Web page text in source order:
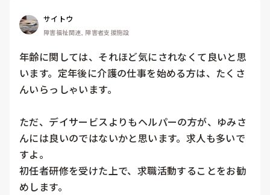
サイトウ
障害福祉関連, 障害者支援施設
年齢に関しては、それほど気にされなくて良いと思
います。定年後に介護の仕事を始める方は、たくさ
んいらっしゃいます。
ただ、デイサービスよりもヘルパーの方が、ゆみさ
んには良いのではないかと思います。求人も多いで
すよ。
初任者研修を受けた上で、求職活動することをお勧
めします。